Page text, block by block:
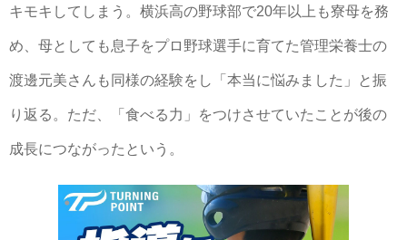
キモキしてしまう。横浜高の野球部で20年以上も寮母を務
め、母としても息子をプロ野球選手に育てた管理栄養士の
渡邊元美さんも同様の経験をし「本当に悩みました」と振
り返る。ただ、「食べる力」をつけさせていたことが後の
成長につながったという。